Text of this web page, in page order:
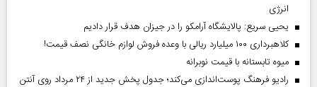
انرژی
یحیی سریع: پالایشگاه آرامکو را در جیزان هدف قرار دادیم
کلاهبرداری ۱۰۰ میلیارد ریالی با وعده فروش لوازم خانگی نصف قیمت!
میوه تابستانه با قیمت نوبرانه
رادیو فرهنگ پوست‌اندازی می‌کند؛ جدول پخش جدید از ۲۴ مرداد روی آنتن